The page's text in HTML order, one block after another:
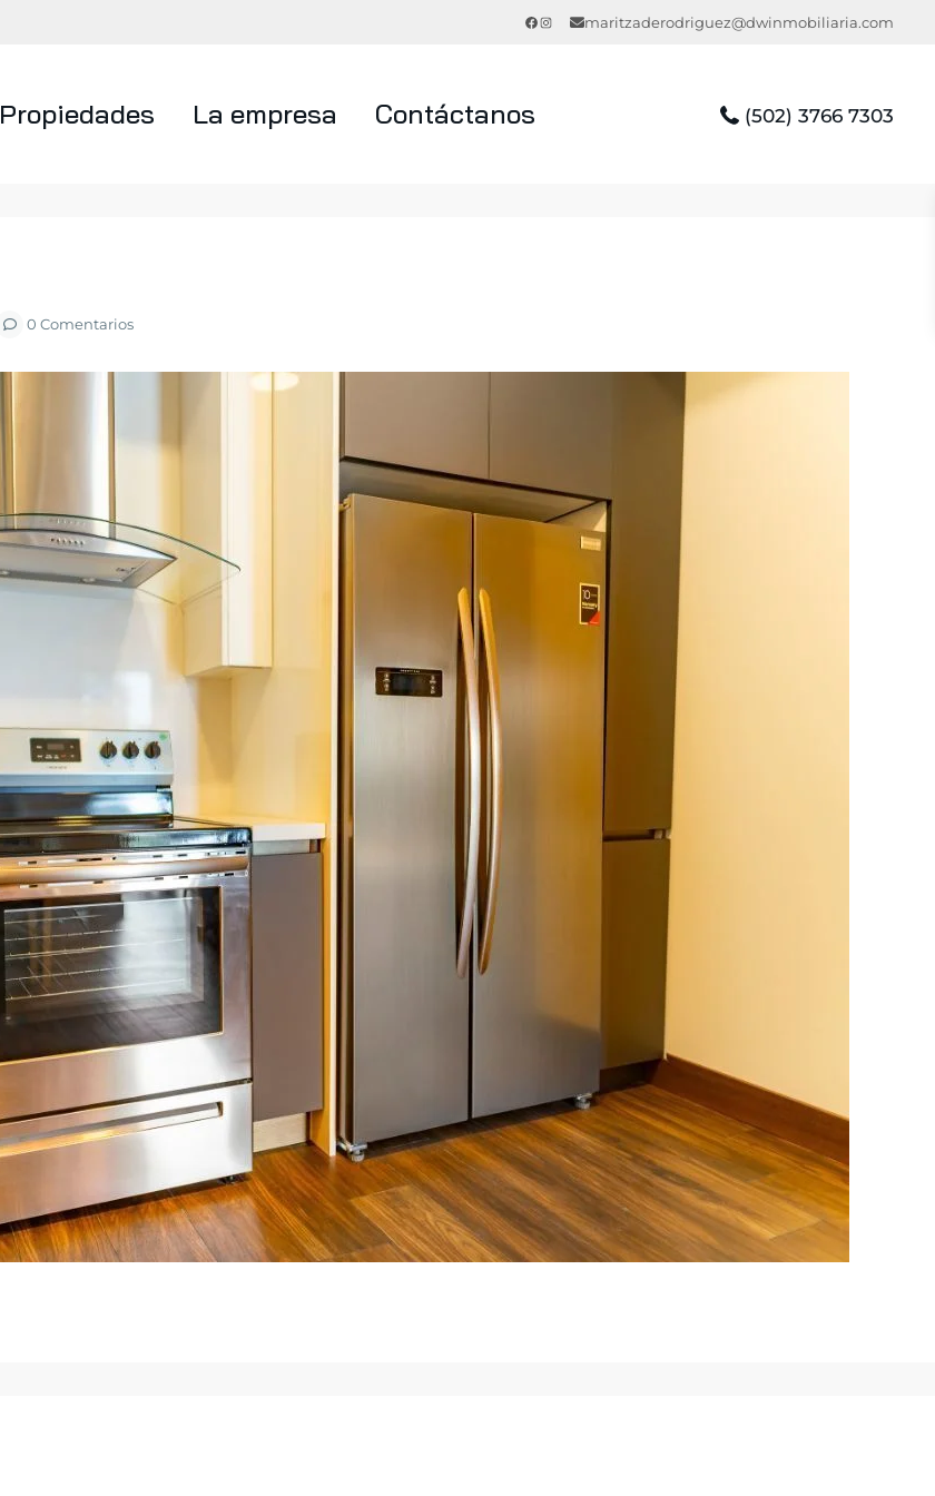
Facebook
Instagrammaritzaderodriguez@dwinmobiliaria.com
Propiedades La empresa Contáctanos (502) 3766 7303
0 Comentarios